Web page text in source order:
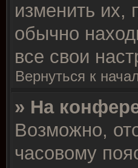
изменить их,
обычно
все свои
Вернуться к
» На
Возможно,
часовому